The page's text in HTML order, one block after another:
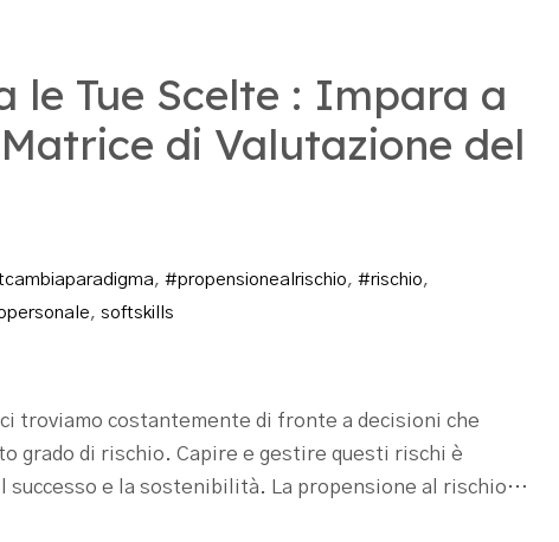
le Tue Scelte : Impara a
di Valutazione del
, #propensionealrischio, #rischio,
, softskills
ci troviamo costantemente di fronte a decisioni che
grado di rischio. Capire e gestire questi rischi è
successo e la sostenibilità. La propensione al rischio…